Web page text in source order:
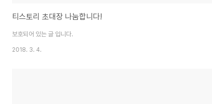
티스토리 초대장 나눔합니다!
보호되어 있는 글 입니다.
2018. 3. 4.